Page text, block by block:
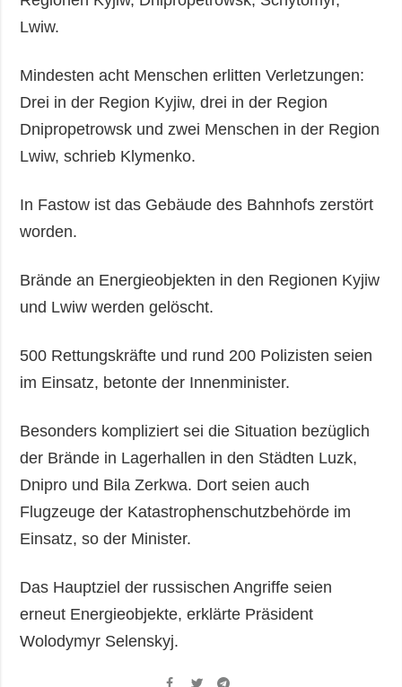
Lwiw.
Mindesten acht Menschen erlitten Verletzungen:
Drei in der Region Kyjiw, drei in der Region
Dnipropetrowsk und zwei Menschen in der Region
Lwiw, schrieb Klymenko.
In Fastow ist das Gebäude des Bahnhofs zerstört
worden.
Brände an Energieobjekten in den Regionen Kyjiw
und Lwiw werden gelöscht.
500 Rettungskräfte und rund 200 Polizisten seien
im Einsatz, betonte der Innenminister.
Besonders kompliziert sei die Situation bezüglich
der Brände in Lagerhallen in den Städten Luzk,
Dnipro und Bila Zerkwa. Dort seien auch
Flugzeuge der Katastrophenschutzbehörde im
Einsatz, so der Minister.
Das Hauptziel der russischen Angriffe seien
erneut Energieobjekte, erklärte Präsident
Wolodymyr Selenskyj.